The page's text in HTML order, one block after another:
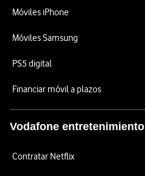
Móviles iPhone
Móviles Samsung
PS5 digital
Financiar móvil a plazos
Vodafone entretenimiento
Contratar Netflix